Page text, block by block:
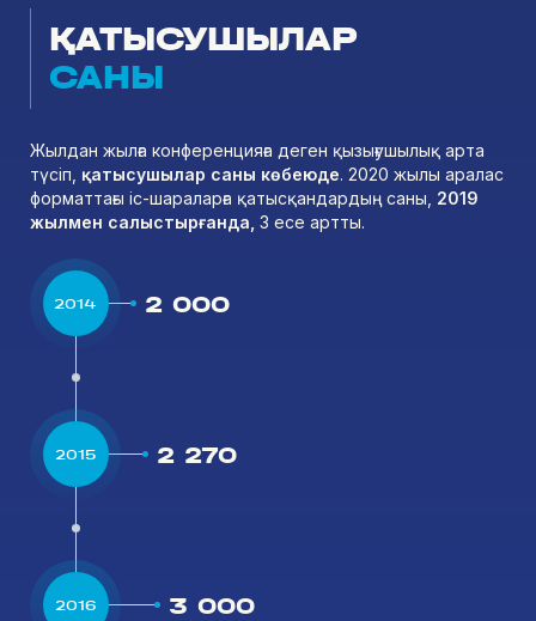
ҚАТЫСУШЫЛАР
САНЫ
Жылдан жылға конференцияға деген қызығушылық арта
түсіп, қатысушылар саны көбеюде. 2020 жылы аралас
форматтағы іс-шараларға қатысқандардың саны, 2019
жылмен салыстырғанда, 3 есе артты.
2 000
2014
2 270
2015
3 000
2016